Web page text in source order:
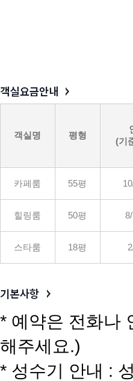
객실명 평형
(기
카페룸 55평
힐링룸 50평
스타룸 18평
* 예약은 전화나
해주세요.)
* 성수기 안내 :